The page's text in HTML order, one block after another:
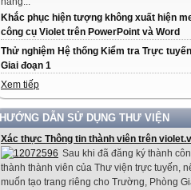
Khắc phục hiện tượng không xuất hiện
công cụ Violet trên PowerPoint và Word
Thử nghiệm Hệ thống Kiểm tra Trực
Giai đoạn 1
Xem tiếp
HƯỚNG DẪN SỬ DỤNG THƯ VIỆN
Xác thực Thông tin thành viên trên
Sau khi đã đăng ký thành
thành thành viên của Thư viện trực tuyến,
muốn tạo trang riêng cho Trường, Phòng